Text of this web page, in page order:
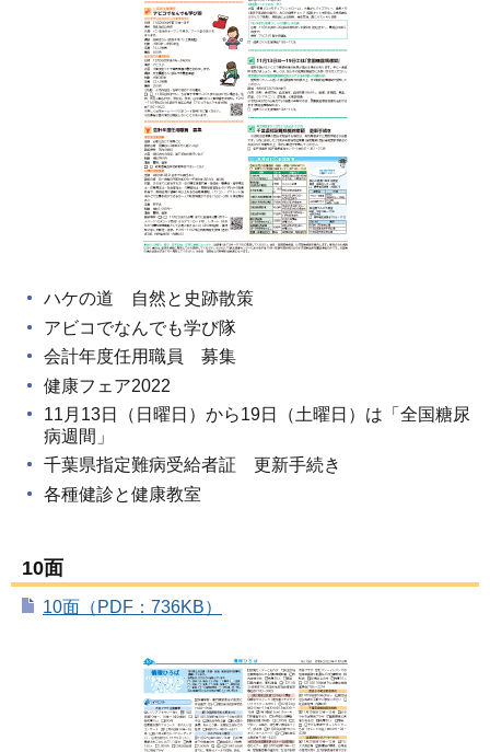
ハケの道 自然と史跡散策
アビコでなんでも学び隊
会計年度任用職員 募集
健康フェア2022
11月13日（日曜日）から19日（土曜日）は「全国糖尿
病週間」
千葉県指定難病受給者証 更新手続き
各種健診と健康教室
10面
10面（PDF：736KB）